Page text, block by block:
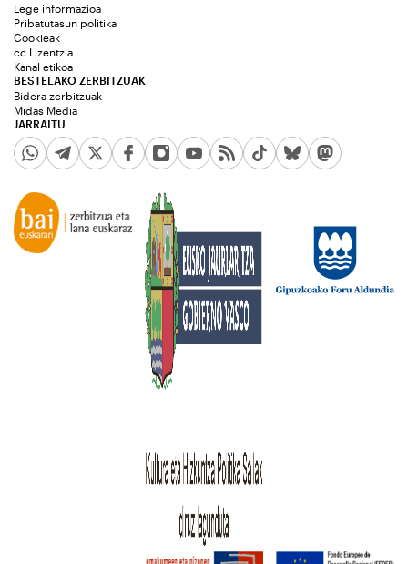
JARRAITU
Lege informazioa
Pribatutasun politika
Cookieak
cc Lizentzia
Kanal etikoa
BESTELAKO ZERBITZUAK
Bidera zerbitzuak
Midas Media